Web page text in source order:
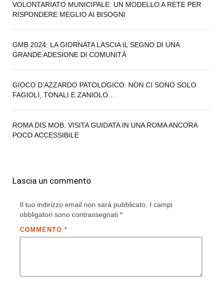
VOLONTARIATO MUNICIPALE: UN MODELLO A RETE PER
RISPONDERE MEGLIO AI BISOGNI
GMB 2024: LA GIORNATA LASCIA IL SEGNO DI UNA
GRANDE ADESIONE DI COMUNITÀ
GIOCO D’AZZARDO PATOLOGICO: NON CI SONO SOLO
FAGIOLI, TONALI E ZANIOLO…
ROMA DIS MOB. VISITA GUIDATA IN UNA ROMA ANCORA
POCO ACCESSIBILE
Lascia un commento
Il tuo indirizzo email non sarà pubblicato. I campi
obbligatori sono contrassegnati *
COMMENTO *